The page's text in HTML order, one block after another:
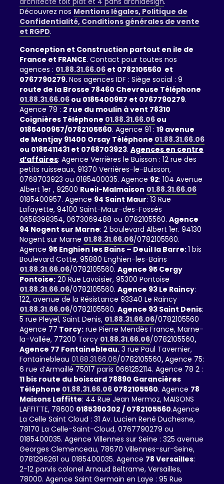
Découvrez nos Mentions légales, Politique de
Confidentialité, Conditions générales de vente
et RGPD.
Conception et Construction partout en ile de
France et FRANCE. Contact pour toutes nos
agences : 01.88.31.66.06 et 0782105560 et
0767790279.Nos agences IDF : Siège social : 9
route de la Brosse 78460 Chevreuse Téléphone
01.88.31.66.06 ou 0185400957 et 0767790279.
Agence 78 : 2 rue du moulin à vent 78310
Coignières Téléphone 01.88.31.66.06 ou
0185400957/0782105560. Agence 91 : 19 avenue
de Montjay 91400 Orsay Téléphone 01.88.31.66.06
ou 0185411431 et 0768703923. Agences en centre
d’affaires: Agence Verrières le Buisson : 12 rue des
petits ruisseaux, 91370 Verrières-le-Buisson,
0768703923 ou 0185400035. Agence 92: 104 Avenue
Albert 1er , 92500 Rueil-Malmaison 01.88.31.66.06
0185400957. Agence 94 Saint Maur: 13 Rue
Lafayette, 94100 Saint-Maur-des-Fossés
0658398354,0673069488 ou 0782105560. Agence
94 Nogent sur Marne: 2 boulevard Albert 1er. 94130
Nogent sur Marne 01.88.31.66.06/0782105560.
Agence 95 Enghien les Bains – Deuil la Barre:1 bis
Boulevard Cotte, 95880 Enghien-les-Bains
01.88.31.66.06/0782105560. Agence 95 Cergy
Pontoise: 20 Rue Lavoisier, 95300 Pontoise
01.88.31.66.06/0782105560. Agence 93 Le Raincy:
122, avenue de la Résistance 93340 Le Raincy
01.88.31.66.06/0782105560. Agence 93 Saint Denis:
5 rue Pleyel, Saint Denis, 01.88.31.66.06/0782105560
Agence 77 Torcy: rue Pierre Mendès France, Marne-
la-Vallée, 77200 Torcy 01.88.31.66.06/0782105560,
Agence 77 Fontainebleau. 3 rue Paul Tavernier,
Fontainebleau 01.88.31.66.06/0782105560,Agence 75:
6 rue d’Armaillé 75017 paris 0661252114. Agence 78 2 :
11 bis route du boissard 78890 Garancières
Téléphone 01.88.31.66.06 0782105560. Agence 78
Maisons Laffitte: 44 Rue Jean Mermoz, MAISONS
LAFFITTE, 78600 0185390302 / 0782105560.Agence
La Celle Saint Cloud : 31 Av. Lucien René Duchesne,
78170 La Celle-Saint-Cloud, 0767790279 ou
0185400035. Agence Villennes sur Seine : 325 avenue
Georges Clemenceau, 78670 Villennes-sur-Seine,
0781296261 ou 0185400035. Agence 78 Versailles:
2-12 parvis colonel Arnaud Beltrame, Versailles,
78000. Agence Saint Germain en Laye : 95 Rue